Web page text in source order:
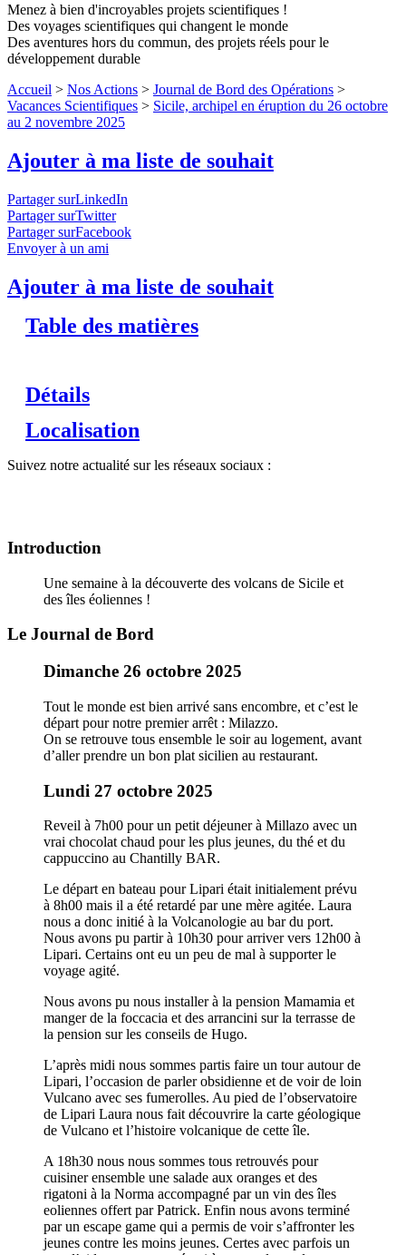
Menez à bien d'incroyables projets scientifiques !
Des voyages scientifiques qui changent le monde
Des aventures hors du commun, des projets réels pour le
développement durable
Accueil > Nos Actions > Journal de Bord des Opérations >
Vacances Scientifiques > Sicile, archipel en éruption du 26 octobre
au 2 novembre 2025
Ajouter à ma liste de souhait
Partager surLinkedIn
Partager surTwitter
Partager surFacebook
Envoyer à un ami
Ajouter à ma liste de souhait
Table des matières
Détails
Localisation
Suivez notre actualité sur les réseaux sociaux :
Introduction
Une semaine à la découverte des volcans de Sicile et
des îles éoliennes !
Le Journal de Bord
Dimanche 26 octobre 2025
Tout le monde est bien arrivé sans encombre, et c’est le
départ pour notre premier arrêt : Milazzo.
On se retrouve tous ensemble le soir au logement, avant
d’aller prendre un bon plat sicilien au restaurant.
Lundi 27 octobre 2025
Reveil à 7h00 pour un petit déjeuner à Millazo avec un
vrai chocolat chaud pour les plus jeunes, du thé et du
cappuccino au Chantilly BAR.
Le départ en bateau pour Lipari était initialement prévu
à 8h00 mais il a été retardé par une mère agitée. Laura
nous a donc initié à la Volcanologie au bar du port.
Nous avons pu partir à 10h30 pour arriver vers 12h00 à
Lipari. Certains ont eu un peu de mal à supporter le
voyage agité.
Nous avons pu nous installer à la pension Mamamia et
manger de la foccacia et des arrancini sur la terrasse de
la pension sur les conseils de Hugo.
L’après midi nous sommes partis faire un tour autour de
Lipari, l’occasion de parler obsidienne et de voir de loin
Vulcano avec ses fumerolles. Au pied de l’observatoire
de Lipari Laura nous fait découvrire la carte géologique
de Vulcano et l’histoire volcanique de cette île.
A 18h30 nous nous sommes tous retrouvés pour
cuisiner ensemble une salade aux oranges et des
rigatoni à la Norma accompagné par un vin des îles
eoliennes offert par Patrick. Enfin nous avons terminé
par un escape game qui a permis de voir s’affronter les
jeunes contre les moins jeunes. Certes avec parfois un